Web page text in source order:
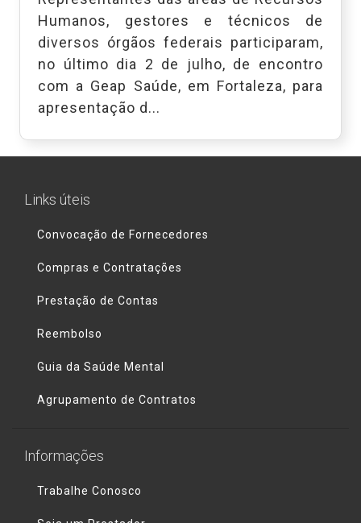
Humanos, gestores e técnicos de
diversos órgãos federais participaram,
no último dia 2 de julho, de encontro
com a Geap Saúde, em Fortaleza, para
apresentação d...
Links úteis
Convocação de Fornecedores
Compras e Contratações
Prestação de Contas
Reembolso
Guia da Saúde Mental
Agrupamento de Contratos
Informações
Trabalhe Conosco